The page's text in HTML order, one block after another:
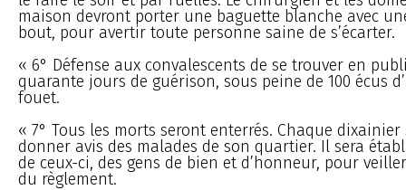
maison devront porter une baguette blanche avec
bout, pour avertir toute personne saine de s’écarter.
« 6° Défense aux convalescents de se trouver en
quarante jours de guérison, sous peine de 100 écus
fouet.
« 7° Tous les morts seront enterrés. Chaque dixainier
donner avis des malades de son quartier. Il sera
de ceux-ci, des gens de bien et d’honneur, pour
du règlement.